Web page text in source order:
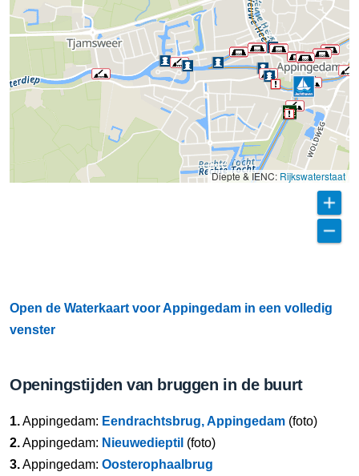
Diepte & IENC: Rijkswaterstaat
Open de Waterkaart voor Appingedam in een volledig
venster
Openingstijden van bruggen in de buurt
1.Appingedam: Eendrachtsbrug, Appingedam (foto)
2.Appingedam: Nieuwedieptil (foto)
3.Appingedam: Oosterophaalbrug